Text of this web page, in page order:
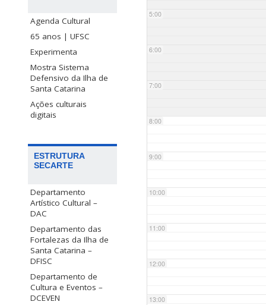
Agenda Cultural
65 anos | UFSC
Experimenta
Mostra Sistema
Defensivo da Ilha de
Santa Catarina
Ações culturais
digitais
ESTRUTURA
SECARTE
Departamento
Artístico Cultural –
DAC
Departamento das
Fortalezas da Ilha de
Santa Catarina –
DFISC
Departamento de
Cultura e Eventos –
DCEVEN
5:00
6:00
7:00
8:00
9:00
10:00
11:00
12:00
13:00